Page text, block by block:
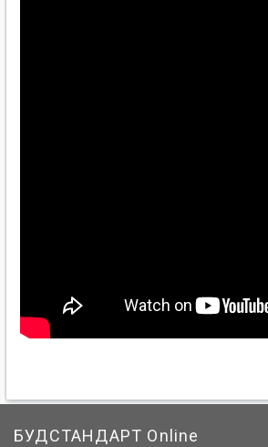
БУДСТАНДАРТ Online